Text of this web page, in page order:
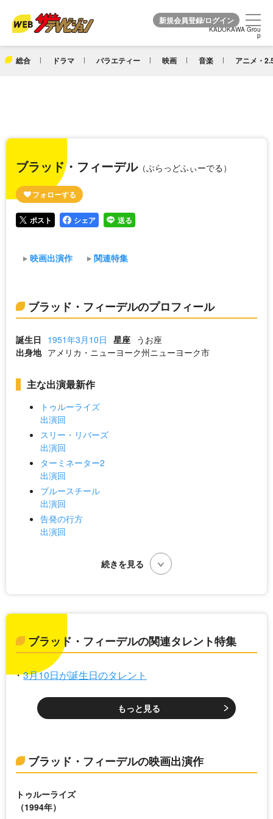
KADOKAWA Grou
p
総合 ドラマ バラエティー 映画 音楽 アニメ・
KADOKAWA Grou
p
ブラッド・フィーデル（ぶらっどふぃーでる）
ポスト シェア 送る
映画出演作 関連特集
ブラッド・フィーデルのプロフィール
誕生日 1951年3月10日 星座 うお座
出身地 アメリカ・ニューヨーク州ニューヨーク市
主な出演最新作
トゥルーライズ
出演回
スリー・リバーズ
出演回
ターミネーター2
出演回
ブルースチール
出演回
告発の行方
出演回
ブラッド・フィーデルの関連タレント特集
3月10日が誕生日のタレント
もっと見る
ブラッド・フィーデルの映画出演作
トゥルーライズ
（1994年）